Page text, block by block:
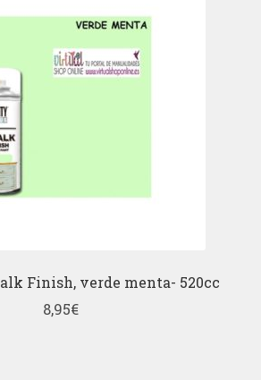
Finish, verde menta- 520cc
8,95€